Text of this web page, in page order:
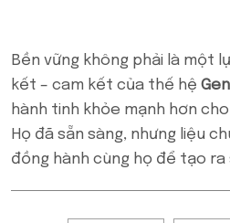
Bền vững không phải là một
kết – cam kết của thế hệ
hành tinh khỏe mạnh hơn
Họ đã sẵn sàng, nhưng liệu
đồng hành cùng họ để tạo ra